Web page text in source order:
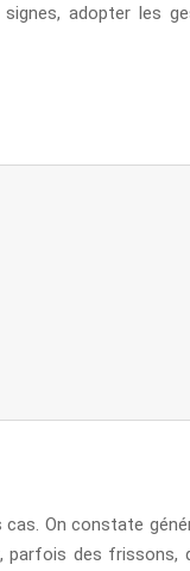
adopter les
On constate
parfois des